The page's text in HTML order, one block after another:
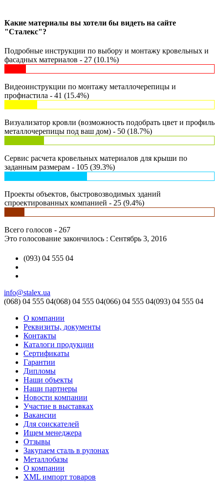
Какие материалы вы хотели бы видеть на сайте
"Сталекс"?
Подробные инструкции по выбору и монтажу кровельных и
фасадных материалов - 27 (10.1%)
Видеоинструкции по монтажу металлочерепицы и
профнастила - 41 (15.4%)
Визуализатор кровли (возможность подобрать цвет и профиль
металлочерепицы под ваш дом) - 50 (18.7%)
Сервис расчета кровельных материалов для крыши по
заданным размерам - 105 (39.3%)
Проекты объектов, быстровозводимых зданий
спроектированных компанией - 25 (9.4%)
Всего голосов - 267
Это голосование закончилось : Сентябрь 3, 2016
(093) 04 555 04
info@stalex.ua
(068) 04 555 04(068) 04 555 04(066) 04 555 04(093) 04 555 04
О компании
Реквизиты, документы
Контакты
Каталоги продукции
Сертификаты
Гарантии
Дипломы
Наши объекты
Наши партнеры
Новости компании
Участие в выставках
Вакансии
Для соискателей
Ищем менеджера
Отзывы
Закупаем сталь в рулонах
Металлобазы
О компании
XML импорт товаров